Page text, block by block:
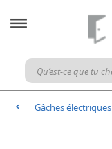
< Gâches électriques